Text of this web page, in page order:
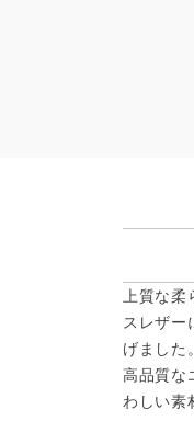
上質な
スレザー
げました
高品質な
わしい素